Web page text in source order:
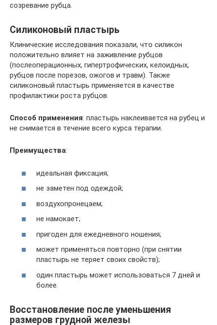
созревание рубца.
Силиконовый пластырь
Клинические исследования показали, что силикон
положительно влияет на заживление рубцов
(послеоперационных, гипертрофических, келоидных,
рубцов после порезов, ожогов и травм). Также
силиконовый пластырь применяется в качестве
профилактики роста рубцов.
Способ применения: пластырь наклеивается на рубец и
не снимается в течение всего курса терапии.
Преимущества:
идеальная фиксация;
не заметен под одеждой;
воздухопронецаем;
не намокает;
пригоден для ежедневного ношения;
может применяться повторно (при снятии
пластырь не теряет своих свойств);
один пластырь может использоваться 7 дней и
более.
Восстановление после уменьшения
размеров грудной железы